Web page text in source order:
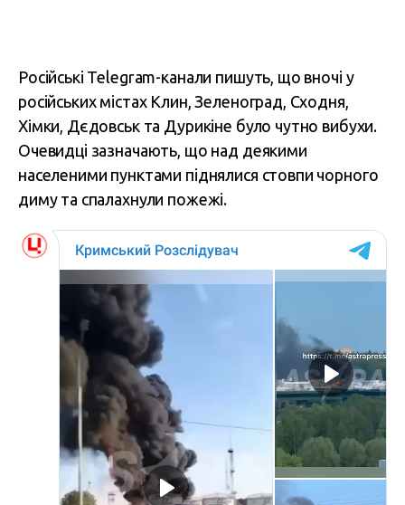
Російські Telegram-канали пишуть, що вночі у
російських містах Клин, Зеленоград, Сходня,
Хімки, Дєдовськ та Дурикіне було чутно вибухи.
Очевидці зазначають, що над деякими
населеними пунктами піднялися стовпи чорного
диму та спалахнули пожежі.